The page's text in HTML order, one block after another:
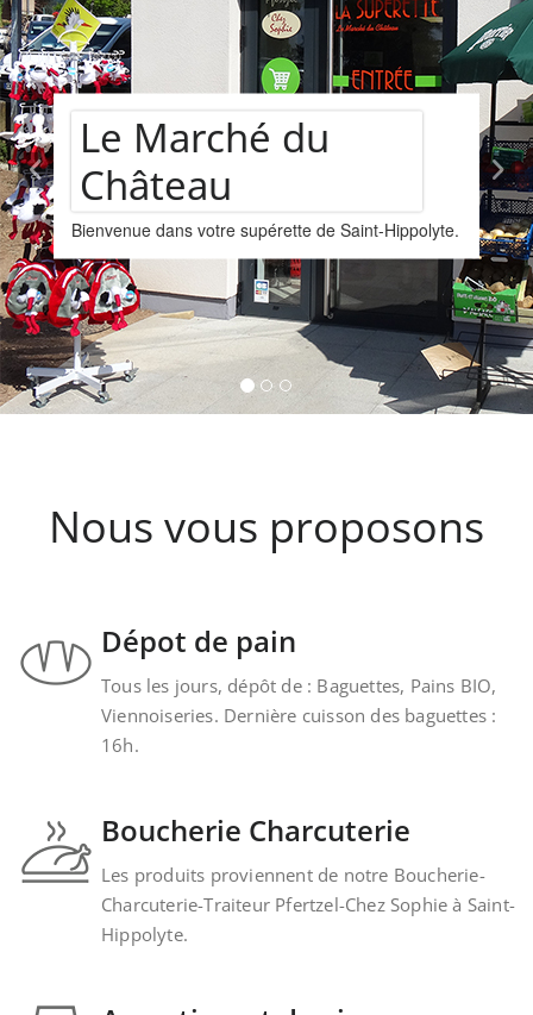
de Saint-Hippolyte.
vins
Nous vous proposons
provenant de la cave
Kintzheim-St-Hippolyte.
Nous vous proposons
Dépot de pain
Tous les jours, dépôt de : Baguettes, Pains BIO,
Viennoiseries. Dernière cuisson des baguettes :
16h.
Boucherie Charcuterie
Les produits proviennent de notre Boucherie-
Charcuterie-Traiteur Pfertzel-Chez Sophie à Saint-
Hippolyte.